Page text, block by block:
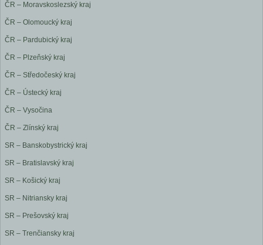
ČR – Moravskoslezský kraj
ČR – Olomoucký kraj
ČR – Pardubický kraj
ČR – Plzeňský kraj
ČR – Středočeský kraj
ČR – Ústecký kraj
ČR – Vysočina
ČR – Zlínský kraj
SR – Banskobystrický kraj
SR – Bratislavský kraj
SR – Košický kraj
SR – Nitriansky kraj
SR – Prešovský kraj
SR – Trenčiansky kraj